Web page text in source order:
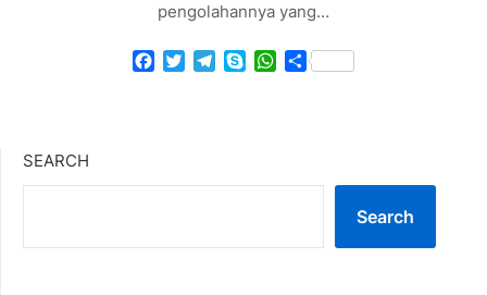
pengolahannya yang…
Facebook
TwitterTelegram
SkypeWhatsApp
Share
SEARCH
Search